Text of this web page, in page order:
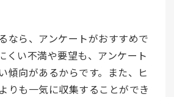
なら、アンケートがおすすめで
くい不満や要望も、アンケート
傾向があるからです。また、ヒ
りも一気に収集することができ